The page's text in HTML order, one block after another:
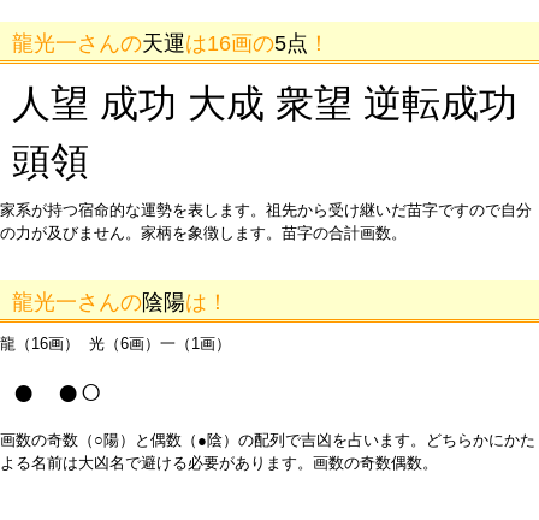
龍光一さんの天運は16画の5点 ！
人望 成功 大成 衆望 逆転成功
頭領
家系が持つ宿命的な運勢を表します。祖先から受け継いだ苗字ですので自分
の力が及びません。家柄を象徴します。苗字の合計画数。
龍光一さんの陰陽は！
龍（16画） 光（6画）一（1画）
● ●○
画数の奇数（○陽）と偶数（●陰）の配列で吉凶を占います。どちらかにかた
よる名前は大凶名で避ける必要があります。画数の奇数偶数。